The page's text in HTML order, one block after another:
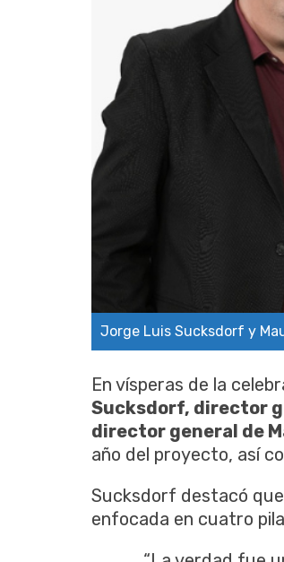
Jorge Luis Sucksdorf y
En vísperas de la
Sucksdorf, director
director general de
año del proyecto, así
Sucksdorf destacó
enfocada en cuatro